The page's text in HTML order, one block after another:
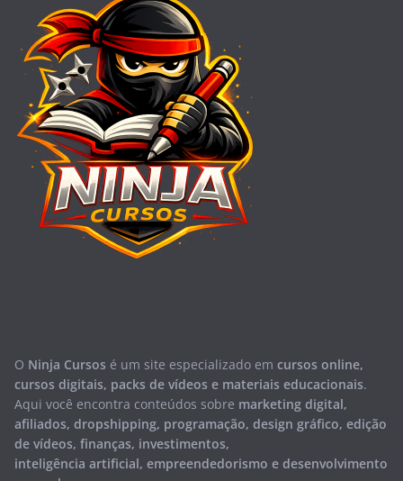
O Ninja Cursos é um site especializado em cursos online,
cursos digitais, packs de vídeos e materiais educacionais.
Aqui você encontra conteúdos sobre marketing digital,
afiliados, dropshipping, programação, design gráfico, edição
de vídeos, finanças, investimentos,
inteligência artificial, empreendedorismo e desenvolvimento